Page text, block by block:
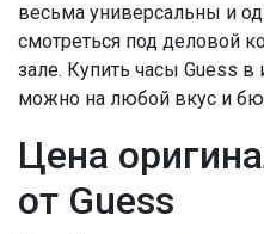
весьма универсальны и
смотреться под деловой
зале. Купить часы Guess в
можно на любой вкус и
Цена
от Guess